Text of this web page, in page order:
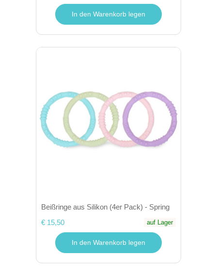
In den Warenkorb legen
Beißringe aus Silikon (4er Pack) - Spring
€ 15,50
auf Lager
In den Warenkorb legen